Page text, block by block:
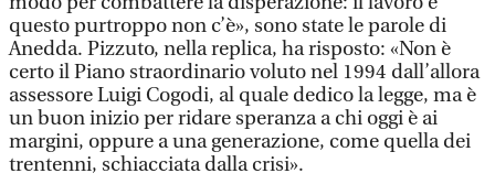
questo purtroppo non c’è», sono state le parole di
Anedda. Pizzuto, nella replica, ha risposto: «Non è
certo il Piano straordinario voluto nel 1994 dall’allora
assessore Luigi Cogodi, al quale dedico la legge, ma è
un buon inizio per ridare speranza a chi oggi è ai
margini, oppure a una generazione, come quella dei
trentenni, schiacciata dalla crisi».